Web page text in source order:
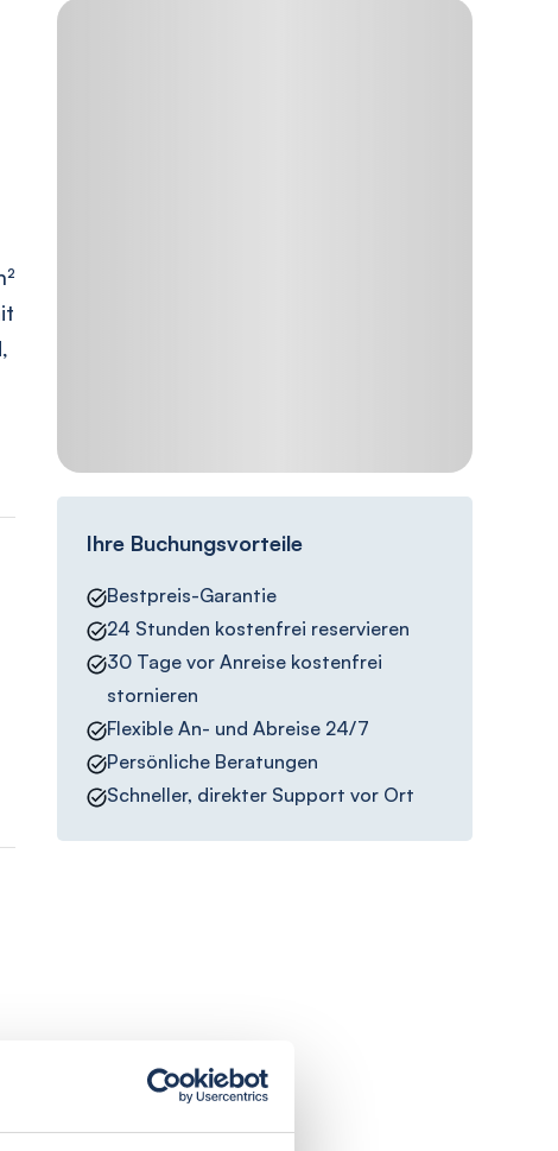
Ihre Buchungsvorteile
Bestpreis-Garantie
24 Stunden kostenfrei reservieren
30 Tage vor Anreise kostenfrei
stornieren
Flexible An- und Abreise 24/7
Persönliche Beratungen
Schneller, direkter Support vor Ort